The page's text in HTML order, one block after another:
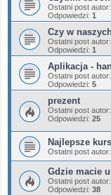
Ostatni post autor:
Odpowiedzi: 1
Czy w
Ostatni post autor:
Odpowiedzi: 1
Aplikacja -
Ostatni post autor:
Odpowiedzi: 5
prezent
Ostatni post autor:
Odpowiedzi: 25
Najlepsze
Ostatni post autor:
Gdzie macie
Ostatni post autor:
Odpowiedzi: 38